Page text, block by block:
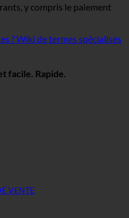
y compris le paiement
?Wiki de termes spécialisés
facile. Rapide.
VENTE